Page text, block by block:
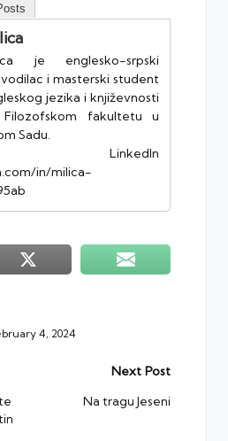
je englesko-srpski
i masterski student
jezika i književnosti
fakultetu u
Sadu.
LinkedIn
in/milica-
4, 2024
Next Post
Na tragu Jeseni